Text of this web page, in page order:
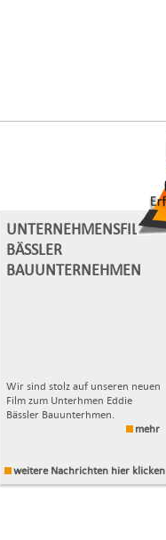
UNTERNEHMENSFILM
BÄSSLER
BAUUNTERNEHMEN
Wir sind stolz auf unseren neuen
Film zum Unterhmen Eddie
Bässler Bauunterhmen.
mehr
weitere Nachrichten hier klicken